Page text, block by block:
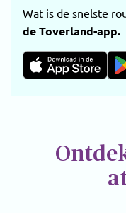
Wat is de snelste
de Toverland-app.